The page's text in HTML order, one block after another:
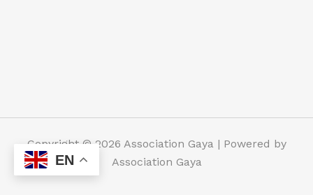
Copyright © 2026 Association Gaya | Powered by
Association Gaya
EN